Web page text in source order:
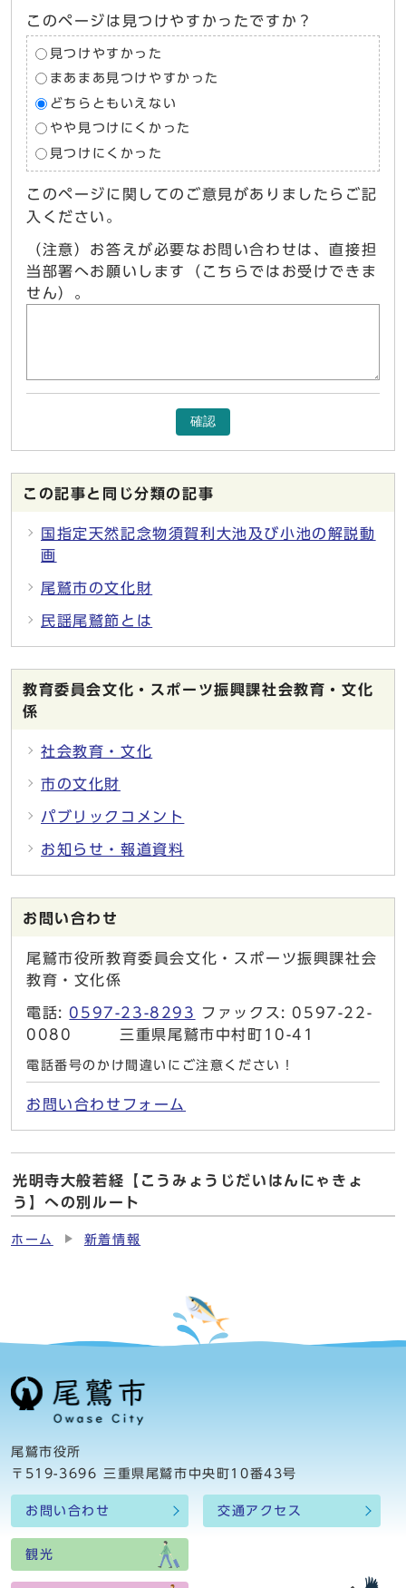
このページは見つけやすかったですか？
見つけやすかった
まあまあ見つけやすかった
どちらともいえない
やや見つけにくかった
見つけにくかった
このページに関してのご意見がありましたらご記
入ください。
（注意）お答えが必要なお問い合わせは、直接担
当部署へお願いします（こちらではお受けできま
せん）。
確認
この記事と同じ分類の記事
国指定天然記念物須賀利大池及び小池の解説動
画
尾鷲市の文化財
民謡尾鷲節とは
教育委員会文化・スポーツ振興課社会教育・文化
係
社会教育・文化
市の文化財
パブリックコメント
お知らせ・報道資料
お問い合わせ
尾鷲市役所教育委員会文化・スポーツ振興課社会
教育・文化係
電話: 0597-23-8293
ファックス: 0597-22-
0080 三重県尾鷲市中村町10-41
電話番号のかけ間違いにご注意ください！
お問い合わせフォーム
光明寺大般若経【こうみょうじだいはんにゃきょ
う】への別ルート
ホーム 新着情報
尾鷲市役所
〒519-3696 三重県尾鷲市中央町10番43号
お問い合わせ 交通アクセス
観光